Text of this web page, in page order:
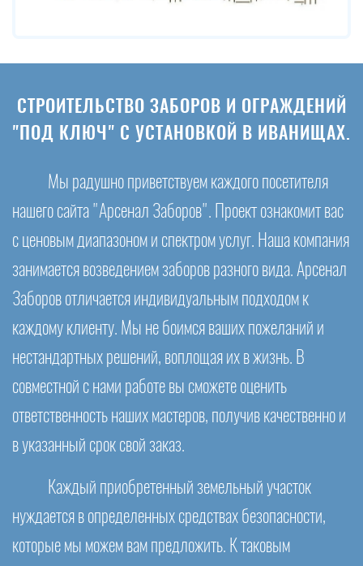
СТРОИТЕЛЬСТВО ЗАБОРОВ И ОГРАЖДЕНИЙ
"ПОД КЛЮЧ" С УСТАНОВКОЙ В ИВАНИЩАХ.
Мы радушно приветствуем каждого посетителя
нашего сайта "Арсенал Заборов". Проект ознакомит вас
с ценовым диапазоном и спектром услуг. Наша компания
занимается возведением заборов разного вида. Арсенал
Заборов отличается индивидуальным подходом к
каждому клиенту. Мы не боимся ваших пожеланий и
нестандартных решений, воплощая их в жизнь. В
совместной с нами работе вы сможете оценить
ответственность наших мастеров, получив качественно и
в указанный срок свой заказ.
Каждый приобретенный земельный участок
нуждается в определенных средствах безопасности,
которые мы можем вам предложить. К таковым